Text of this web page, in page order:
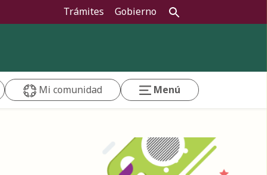
Trámites Gobierno
Mi comunidad Menú